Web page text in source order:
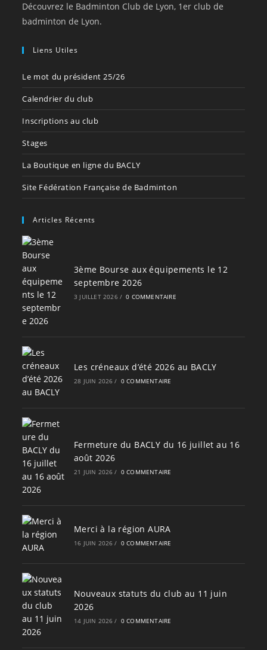
Découvrez le Badminton Club de Lyon, 1er club de
badminton de Lyon.
Liens Utiles
Le mot du président 25/26
Calendrier du club
Inscriptions au club
Stages
La Boutique en ligne du BACLY
Site Fédération Française de Badminton
Articles Récents
3ème Bourse aux équipements le 12
septembre 2026
3 JUILLET 2026 / 0 COMMENTAIRE
Les créneaux d’été 2026 au BACLY
28 JUIN 2026 / 0 COMMENTAIRE
Fermeture du BACLY du 16 juillet au 16
août 2026
21 JUIN 2026 / 0 COMMENTAIRE
Merci à la région AURA
16 JUIN 2026 / 0 COMMENTAIRE
Nouveaux statuts du club au 11 juin
2026
14 JUIN 2026 / 0 COMMENTAIRE